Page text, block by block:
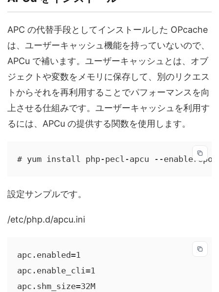
APC の代替手段としてインストールした OPcache
は、ユーザーキャッシュ機能を持っていないので、
APCu で補います。ユーザーキャッシュとは、オブ
ジェクトや変数をメモリに保存して、別のリクエス
トからそれを再利用することでパフォーマンスを向
上させる仕組みです。ユーザーキャッシュを利用す
るには、APCu の提供する関数を使用します。
# yum install php-pecl-apcu --
設定サンプルです。
/etc/php.d/apcu.ini
apc.enabled=1
apc.enable_cli=1
apc.shm_size=32M